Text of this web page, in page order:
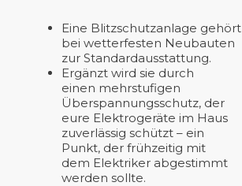
Eine Blitzschutzanlage gehört
bei wetterfesten Neubauten
zur Standardausstattung.
Ergänzt wird sie durch
einen mehrstufigen
Überspannungsschutz, der
eure Elektrogeräte im Haus
zuverlässig schützt – ein
Punkt, der frühzeitig mit
dem Elektriker abgestimmt
werden sollte.